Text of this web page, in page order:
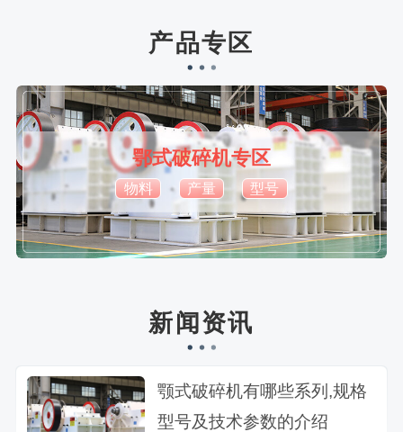
产品专区
鄂式破碎机专区
物料 产量 型号
新闻资讯
颚式破碎机有哪些系列,规格
型号及技术参数的介绍